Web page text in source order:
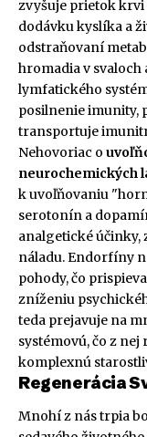
zvyšuje prietok krvi
dodávku kyslíka a
odstraňovaní
hromadia v svaloch
lymfatického
posilnenie imunity,
transportuje
Nehovoriac o
neurochemických
k uvoľňovaniu
serotonín a
analgetické účinky,
náladu. Endorfíny
pohody, čo
zníženiu
teda prejavuje na
systémovú, čo z
komplexnú
Regenerácia
Mnohí z nás trpia